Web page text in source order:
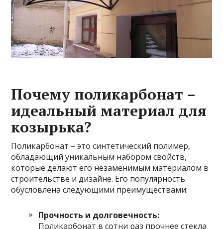
Почему поликарбонат –
идеальный материал для
козырька?
Поликарбонат – это синтетический полимер,
обладающий уникальным набором свойств,
которые делают его незаменимым материалом в
строительстве и дизайне. Его популярность
обусловлена следующими преимуществами:
Прочность и долговечность:
Поликарбонат в сотни раз прочнее стекла